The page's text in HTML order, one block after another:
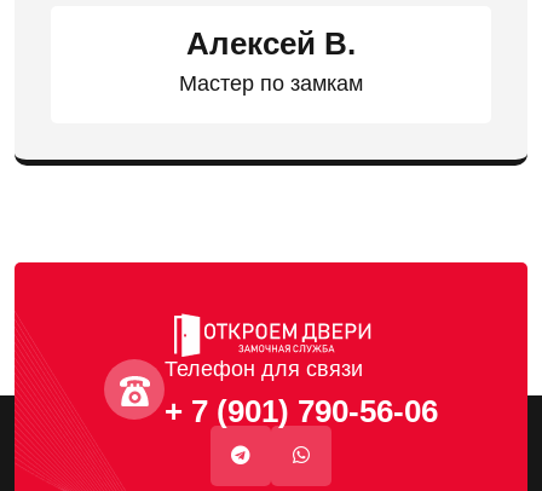
Алексей В.
Мастер по замкам
Телефон для связи
+ 7 (901) 790-56-06